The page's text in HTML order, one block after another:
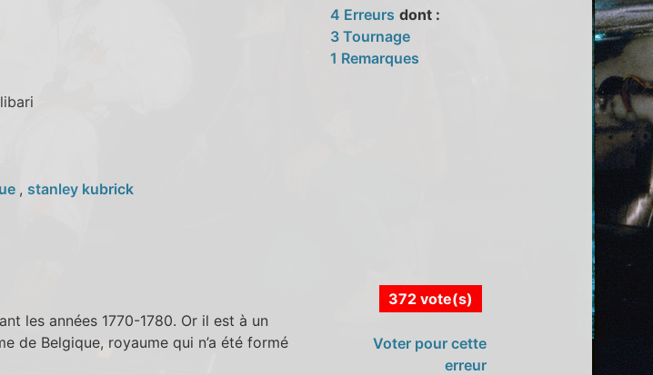
, stanley kubrick
4 Erreurs dont :
3 Tournage
1 Remarques
les années 1770-1780. Or il est à un
de Belgique, royaume qui n’a été formé
372 vote(s)
Voter pour cette
erreur